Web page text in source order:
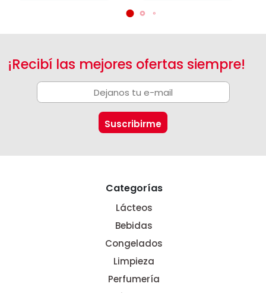
¡Recibí las mejores ofertas siempre!
Categorías
Lácteos
Bebidas
Congelados
Limpieza
Perfumería